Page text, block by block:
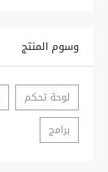
وسوم المنتج
لوحة تحكم
برامج